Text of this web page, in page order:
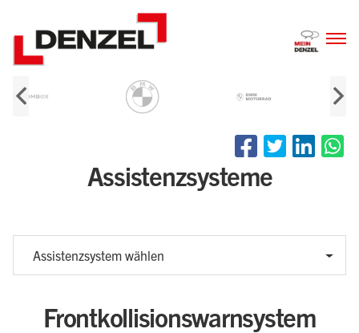
Inhalt
Assistenzsysteme
Assistenzsystem wählen
Frontkollisionswarnsystem